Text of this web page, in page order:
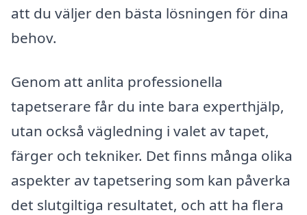
att du väljer den bästa lösningen för dina
behov.
Genom att anlita professionella
tapetserare får du inte bara experthjälp,
utan också vägledning i valet av tapet,
färger och tekniker. Det finns många olika
aspekter av tapetsering som kan påverka
det slutgiltiga resultatet, och att ha flera